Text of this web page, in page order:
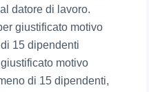
datore di lavoro.
giustificato motivo
15 dipendenti
motivo
di 15 dipendenti,